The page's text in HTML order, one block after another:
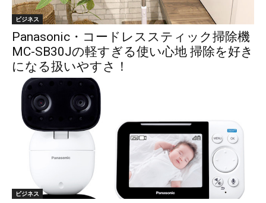
ビジネス
Panasonic・コードレススティック掃除機
MC-SB30Jの軽すぎる使い心地 掃除を好き
になる扱いやすさ！
ビジネス